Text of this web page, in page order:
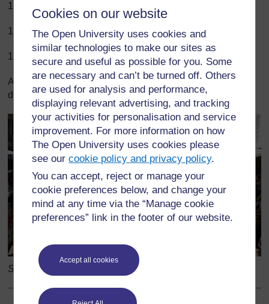
Cookies on our website
The Open University uses cookies and
similar technologies to make our sites as
secure and useful as possible for you. Some
are necessary and can’t be turned off. Others
are used for analysis and performance,
displaying relevant advertising, and tracking
your activities for personalisation and service
improvement. For more information on how
The Open University uses cookies please
see ourcookie policy and privacy policy.
You can accept, reject or manage your
cookie preferences below, and change your
mind at any time via the “Manage cookie
preferences” link in the footer of our website.
Accept all cookies
1 semaine = 7 jours
15 jours = 2 semaines
1 an = 12 mois = 52 semaines = 365 jours
A votre avis, comment ces marchandes sur un marché
d’Assigamé mesurent-elles leurs marchandises ?
Source: K. Agbogan